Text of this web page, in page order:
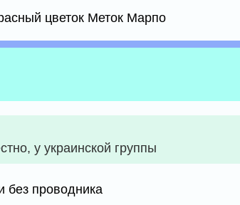
цветок Меток Марпо
у украинской группы
без проводника